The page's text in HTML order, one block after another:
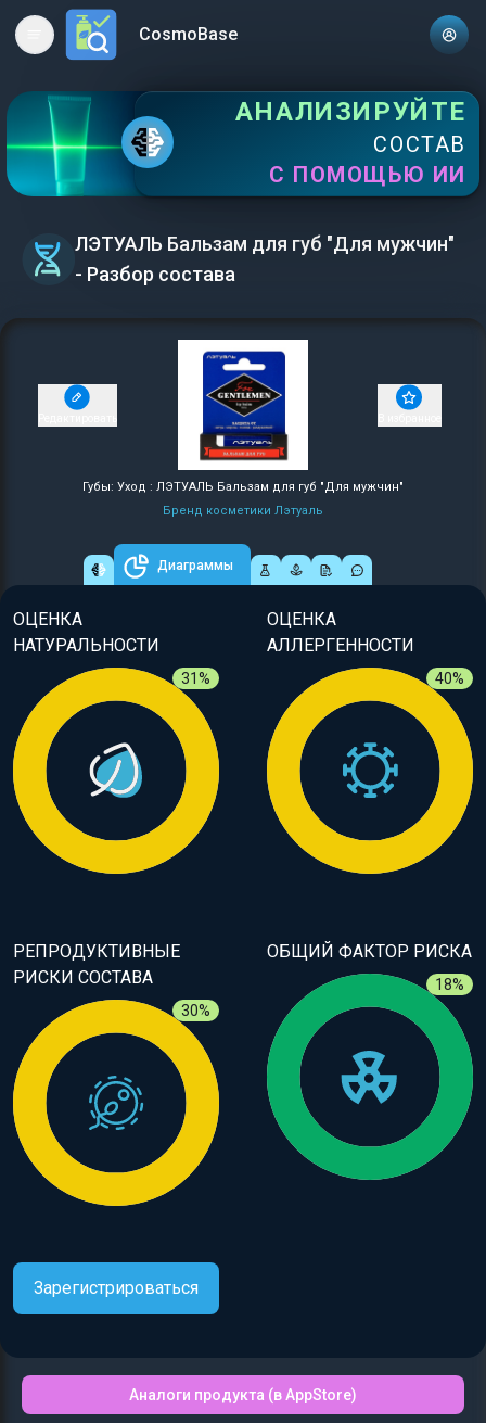
Open main menuCosmoBase
АНАЛИЗИРУЙТЕ
СОСТАВ
С ПОМОЩЬЮ ИИ
ЛЭТУАЛЬ Бальзам для губ "Для мужчин"
- Разбор состава
Губы: Уход : ЛЭТУАЛЬ Бальзам для губ "Для мужчин"
Бренд косметики Лэтуаль
Диаграммы
ОЦЕНКА
НАТУРАЛЬНОСТИ
31%
ОЦЕНКА
АЛЛЕРГЕННОСТИ
40%
РЕПРОДУКТИВНЫЕ
РИСКИ СОСТАВА
30%
ОБЩИЙ ФАКТОР РИСКА
18%
Зарегистрироваться
Аналоги продукта (в AppStore)